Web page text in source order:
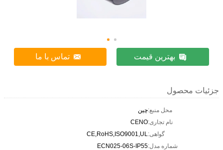
بهترین قیمت تماس با ما
جزئیات محصول
محل منبع:چین
نام تجاری:CENO
گواهی:CE,RoHS,ISO9001,UL
شماره مدل:ECN025-06S-IP55